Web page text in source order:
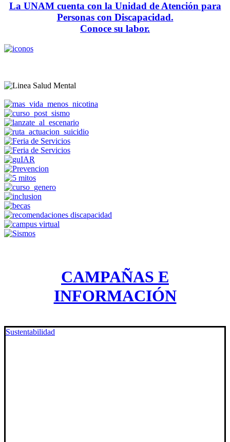
La UNAM cuenta con la Unidad de Atención para
Personas con Discapacidad.
Conoce su labor.
CAMPAÑAS E
INFORMACIÓN
Sustentabilidad